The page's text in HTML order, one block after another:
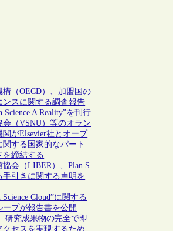
（OECD）、加盟国の
ンスに関する調査報告
Science A Reality”を刊行
会（VSNU）等のオラン
関がElsevier社とオープ
関する国家的なパート
を締結する
会（LIBER）、Plan S
手引きに関する声明を
Science Cloud”に関する
プが報告書を公開
研究成果物の完全で即
クセスを実現するため